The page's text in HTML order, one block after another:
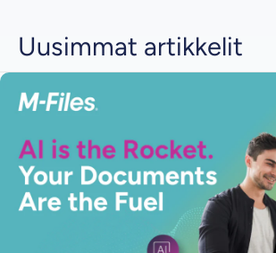
Uusimmat artikkelit